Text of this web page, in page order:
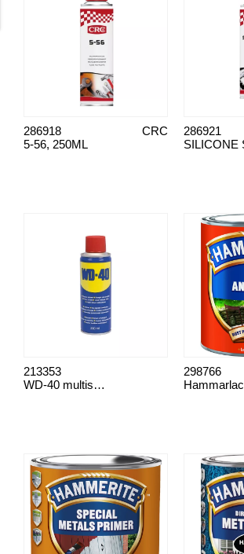
5-56, 250ML
CRC
286918 286921
WD-40 multispray 200ml
213353 298766